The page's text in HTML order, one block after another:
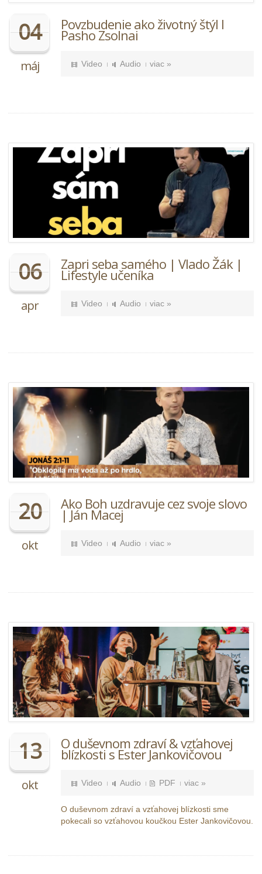
04
máj
Povzbudenie ako životný štýl I
Pasho Zsolnai
Video Audio viac »
06
apr
Zapri seba samého | Vlado Žák |
Lifestyle učeníka
Video Audio viac »
20
okt
Ako Boh uzdravuje cez svoje slovo
| Ján Macej
Video Audio viac »
13
okt
O duševnom zdraví & vzťahovej
blízkosti s Ester Jankovičovou
Video Audio PDF viac »
O duševnom zdraví a vzťahovej blízkosti sme
pokecali so vzťahovou koučkou Ester Jankovičovou.